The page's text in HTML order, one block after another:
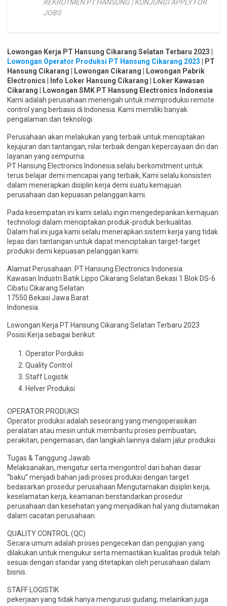
REKRUTMEN PT HANSUNG | KUNJUNGI APPLY FOR
JOBS
Lowongan Kerja PT Hansung Cikarang Selatan Terbaru 2023 |
Lowongan Operator Produksi PT Hansung Cikarang 2023 | PT
Hansung Cikarang | Lowongan Cikarang | Lowongan Pabrik
Electronics | Info Loker Hansung Cikarang | Loker Kawasan
Cikarang | Lowongan SMK PT Hansung Electronics Indonesia
Kami adalah perusahaan menengah untuk memproduksi remote
control yang berbasis di Indonesia. Kami memiliki banyak
pengalaman dan teknologi.
Perusahaan akan melakukan yang terbaik untuk menciptakan
kejujuran dan tantangan, nilai terbaik dengan kepercayaan diri dan
layanan yang sempurna.
PT Hansung Electronics Indonesia selalu berkomitment untuk
terus belajar demi mencapai yang terbaik, Kami selalu konsisten
dalam menerapkan disiplin kerja demi suatu kemajuan
perusahaan dan kepuasan pelanggan kami.
Pada kesempatan ini kami selalu ingin mengedepankan kemajuan
technologi dalam menciptakan produk-produk berkualitas.
Dalam hal ini juga kami selalu menerapkan sistem kerja yang tidak
lepas dari tantangan untuk dapat menciptakan target-target
produksi demi kepuasan pelanggan kami.
Alamat Perusahaan: PT Hansung Electronics Indonesia
Kawasan Industri Batik Lippo Cikarang Selatan Bekasi 1 Blok DS-6
Cibatu Cikarang Selatan
17550 Bekasi Jawa Barat
Indonesia.
Lowongan Kerja PT Hansung Cikarang Selatan Terbaru 2023
Posisi Kerja sebagai berikut:
Operator Porduksi
Quality Control
Staff Logistik
Helver Produksi
OPERATOR PRODUKSI
Operator produksi adalah seseorang yang mengoperasikan
peralatan atau mesin untuk membantu proses pembuatan,
perakitan, pengemasan, dan langkah lainnya dalam jalur produksi.
Tugas & Tanggung Jawab
Melaksanakan, mengatur serta mengontrol dari bahan dasar
“baku” menjadi bahan jadi proses produksi dengan target
bedasarkan prosedur perusahaan Mengutamakan disiplin kerja,
keselamatan kerja, keamanan berstandarkan prosedur
perusahaan dan kesehatan yang menjadikan hal yang diutamakan
dalam cacatan perusahaan.
QUALITY CONTROL (QC)
Secara umum adalah proses pengecekan dan pengujian yang
dilakukan untuk mengukur serta memastikan kualitas produk telah
sesuai dengan standar yang ditetapkan oleh perusahaan dalam
bisnis.
STAFF LOGISTIK
pekerjaan yang tidak hanya mengurusi gudang, melainkan juga